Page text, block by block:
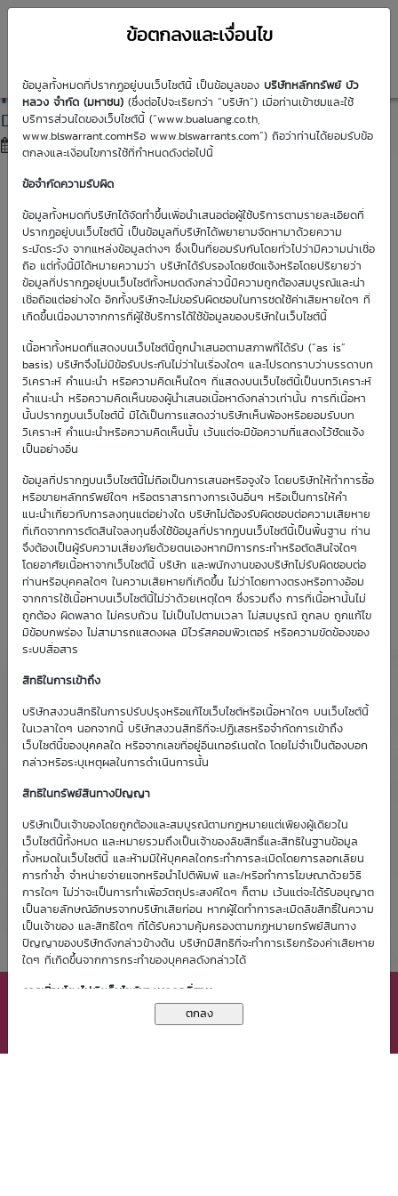
ข้อตกลงและเงื่อนไข
ข้อมูลทั้งหมดที่ปรากฏอยู่บนเว็บไซต์นี้ เป็นข้อมูลของ บริษัทหลักทรัพย์ บัว
หลวง จำกัด (มหาชน) (ซึ่งต่อไปจะเรียกว่า “บริษัท”) เมื่อท่านเข้าชมและใช้
บริการส่วนใดของเว็บไซต์นี้ (“www.bualuang.co.th,
www.blswarrant.comหรือ www.blswarrants.com”) ถือว่าท่านได้ยอมรับข้อ
ตกลงและเงื่อนไขการใช้ที่กำหนดดังต่อไปนี้
ข้อจำกัดความรับผิด
ข้อมูลทั้งหมดที่บริษัทได้จัดทำขึ้นเพื่อนำเสนอต่อผู้ใช้บริการตามรายละเอียดที่
ปรากฏอยู่บนเว็บไซต์นี้ เป็นข้อมูลที่บริษัทได้พยายามจัดหามาด้วยความ
ระมัดระวัง จากแหล่งข้อมูลต่างๆ ซึ่งเป็นที่ยอมรับกันโดยทั่วไปว่ามีความน่าเชื่อ
ถือ แต่ทั้งนี้มิได้หมายความว่า บริษัทได้รับรองโดยชัดแจ้งหรือโดยปริยายว่า
ข้อมูลที่ปรากฏอยู่บนเว็บไซต์ทั้งหมดดังกล่าวนี้มีความถูกต้องสมบูรณ์และน่า
เชื่อถือแต่อย่างใด อีกทั้งบริษัทจะไม่ขอรับผิดชอบในการชดใช้ค่าเสียหายใดๆ ที่
เกิดขึ้นเนื่องมาจากการที่ผู้ใช้บริการได้ใช้ข้อมูลของบริษัทในเว็บไซต์นี้
เนื้อหาทั้งหมดที่แสดงบนเว็บไซต์นี้ถูกนำเสนอตามสภาพที่ได้รับ (“as is”
basis) บริษัทจึงไม่มีข้อรับประกันไม่ว่าในเรื่องใดๆ และโปรดทราบว่าบรรดาบท
วิเคราะห์ คำแนะนำ หรือความคิดเห็นใดๆ ที่แสดงบนเว็บไซต์นี้เป็นบทวิเคราะห์
คำแนะนำ หรือความคิดเห็นของผู้นำเสนอเนื้อหาดังกล่าวเท่านั้น การที่เนื้อหา
นั้นปรากฏบนเว็บไซต์นี้ มิได้เป็นการแสดงว่าบริษัทเห็นพ้องหรือยอมรับบท
วิเคราะห์ คำแนะนำหรือความคิดเห็นนั้น เว้นแต่จะมีข้อความที่แสดงไว้ชัดแจ้ง
เป็นอย่างอื่น
ข้อมูลที่ปรากฎบนเว็บไซต์นี้ไม่ถือเป็นการเสนอหรือจูงใจ โดยบริษัทให้ทำการซื้อ
หรือขายหลักทรัพย์ใดๆ หรือตราสารทางการเงินอื่นๆ หรือเป็นการให้คำ
แนะนำเกี่ยวกับการลงทุนแต่อย่างใด บริษัทไม่ต้องรับผิดชอบต่อความเสียหาย
ที่เกิดจากการตัดสินใจลงทุนซึ่งใช้ข้อมูลที่ปรากฏบนเว็บไซต์นี้เป็นพื้นฐาน ท่าน
จึงต้องเป็นผู้รับความเสี่ยงภัยด้วยตนเองหากมีการกระทำหรือตัดสินใจใดๆ
โดยอาศัยเนื้อหาจากเว็บไซต์นี้ บริษัท และพนักงานของบริษัทไม่รับผิดชอบต่อ
ท่านหรือบุคคลใดๆ ในความเสียหายที่เกิดขึ้น ไม่ว่าโดยทางตรงหรือทางอ้อม
จากการใช้เนื้อหาบนเว็บไซต์นี้ไม่ว่าด้วยเหตุใดๆ ซึ่งรวมถึง การที่เนื้อหานั้นไม่
ถูกต้อง ผิดพลาด ไม่ครบถ้วน ไม่เป็นไปตามเวลา ไม่สมบูรณ์ ถูกลบ ถูกแก้ไข
มีข้อบกพร่อง ไม่สามารถแสดงผล มีไวรัสคอมพิวเตอร์ หรือความขัดข้องของ
ระบบสื่อสาร
สิทธิในการเข้าถึง
บริษัทสงวนสิทธิในการปรับปรุงหรือแก้ไขเว็บไซต์หรือเนื้อหาใดๆ บนเว็บไซต์นี้
ในเวลาใดๆ นอกจากนี้ บริษัทสงวนสิทธิที่จะปฏิเสธหรือจำกัดการเข้าถึง
เว็บไซต์นี้ของบุคคลใด หรือจากเลขที่อยู่อินเทอร์เนตใด โดยไม่จำเป็นต้องบอก
กล่าวหรือระบุเหตุผลในการดำเนินการนั้น
สิทธิในทรัพย์สินทางปัญญา
บริษัทเป็นเจ้าของโดยถูกต้องและสมบูรณ์ตามกฏหมายแต่เพียงผู้เดียวใน
เว็บไซต์นี้ทั้งหมด และหมายรวมถึงเป็นเจ้าของลิขสิทธิ์และสิทธิในฐานข้อมูล
ทั้งหมดในเว็บไซต์นี้ และห้ามมิให้บุคคลใดกระทำการละเมิดโดยการลอกเลียน
การทำซ้ำ จำหน่ายจ่ายแจกหรือนำไปตีพิมพ์ และ/หรือทำการโฆษณาด้วยวิธี
การใดๆ ไม่ว่าจะเป็นการทำเพื่อวัตถุประสงค์ใดๆ ก็ตาม เว้นแต่จะได้รับอนุญาต
เป็นลายลักษณ์อักษรจากบริษัทเสียก่อน หากผู้ใดทำการละเมิดลิขสิทธิ์ในความ
เป็นเจ้าของ และสิทธิใดๆ ที่ได้รับความคุ้มครองตามกฏหมายทรัพย์สินทาง
ปัญญาของบริษัทดังกล่าวข้างต้น บริษัทมีสิทธิที่จะทำการเรียกร้องค่าเสียหาย
ใดๆ ที่เกิดขึ้นจากการกระทำของบุคคลดังกล่าวได้
การเชื่อมโยงไปยังเว็บไซต์ของบุคคลที่สาม
การเชื่อมโยงเว็บไซต์นี้กับเว็บไซต์ของบุคคลที่สามเป็นเพียงการอำนวยความ
DW01
News
DW01 ชุดใหม่บนหุ้นสุดร้อนแรงช่วงนี้ (6 Feb 26)
06 Feb 2026 15:53
เว็บไซต์นี้มีการจัดเก็บคุกกี้ (Cookies) เพื่อช่วยเพิ่มประสิทธิภาพ
การให้บริการแก่ท่าน การใช้งานเว็บไซต์นี้ถือเป็นการยินยอมให้บริษัท
จัดเก็บและใช้คุกกี้ของท่าน โปรดกด
เพื่อศึกษารายละเอียด